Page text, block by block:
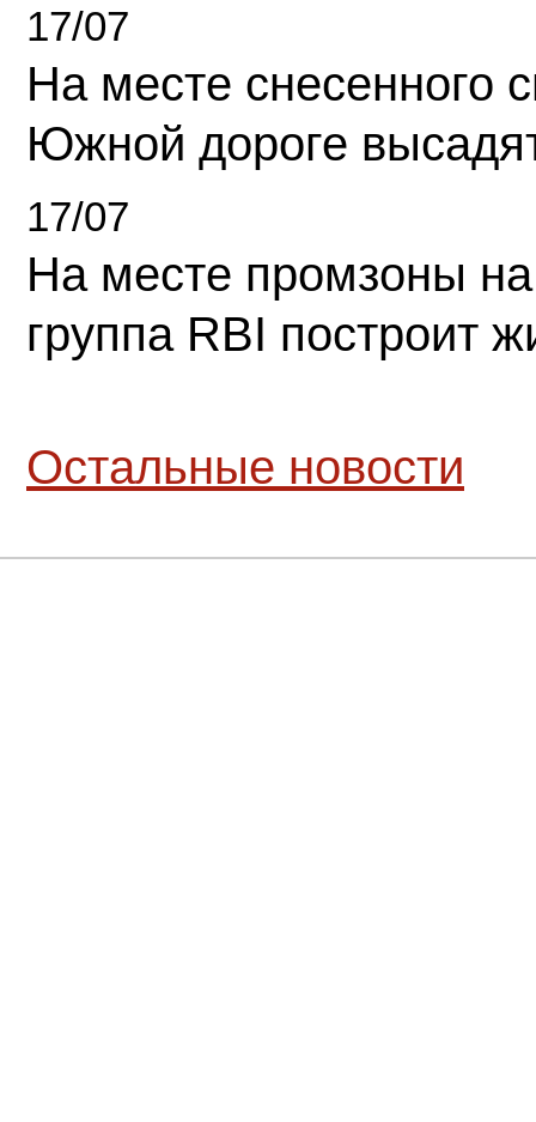
17/07
На месте снесенного
Южной дороге
17/07
На месте промзоны
группа RBI построит
Остальные новости